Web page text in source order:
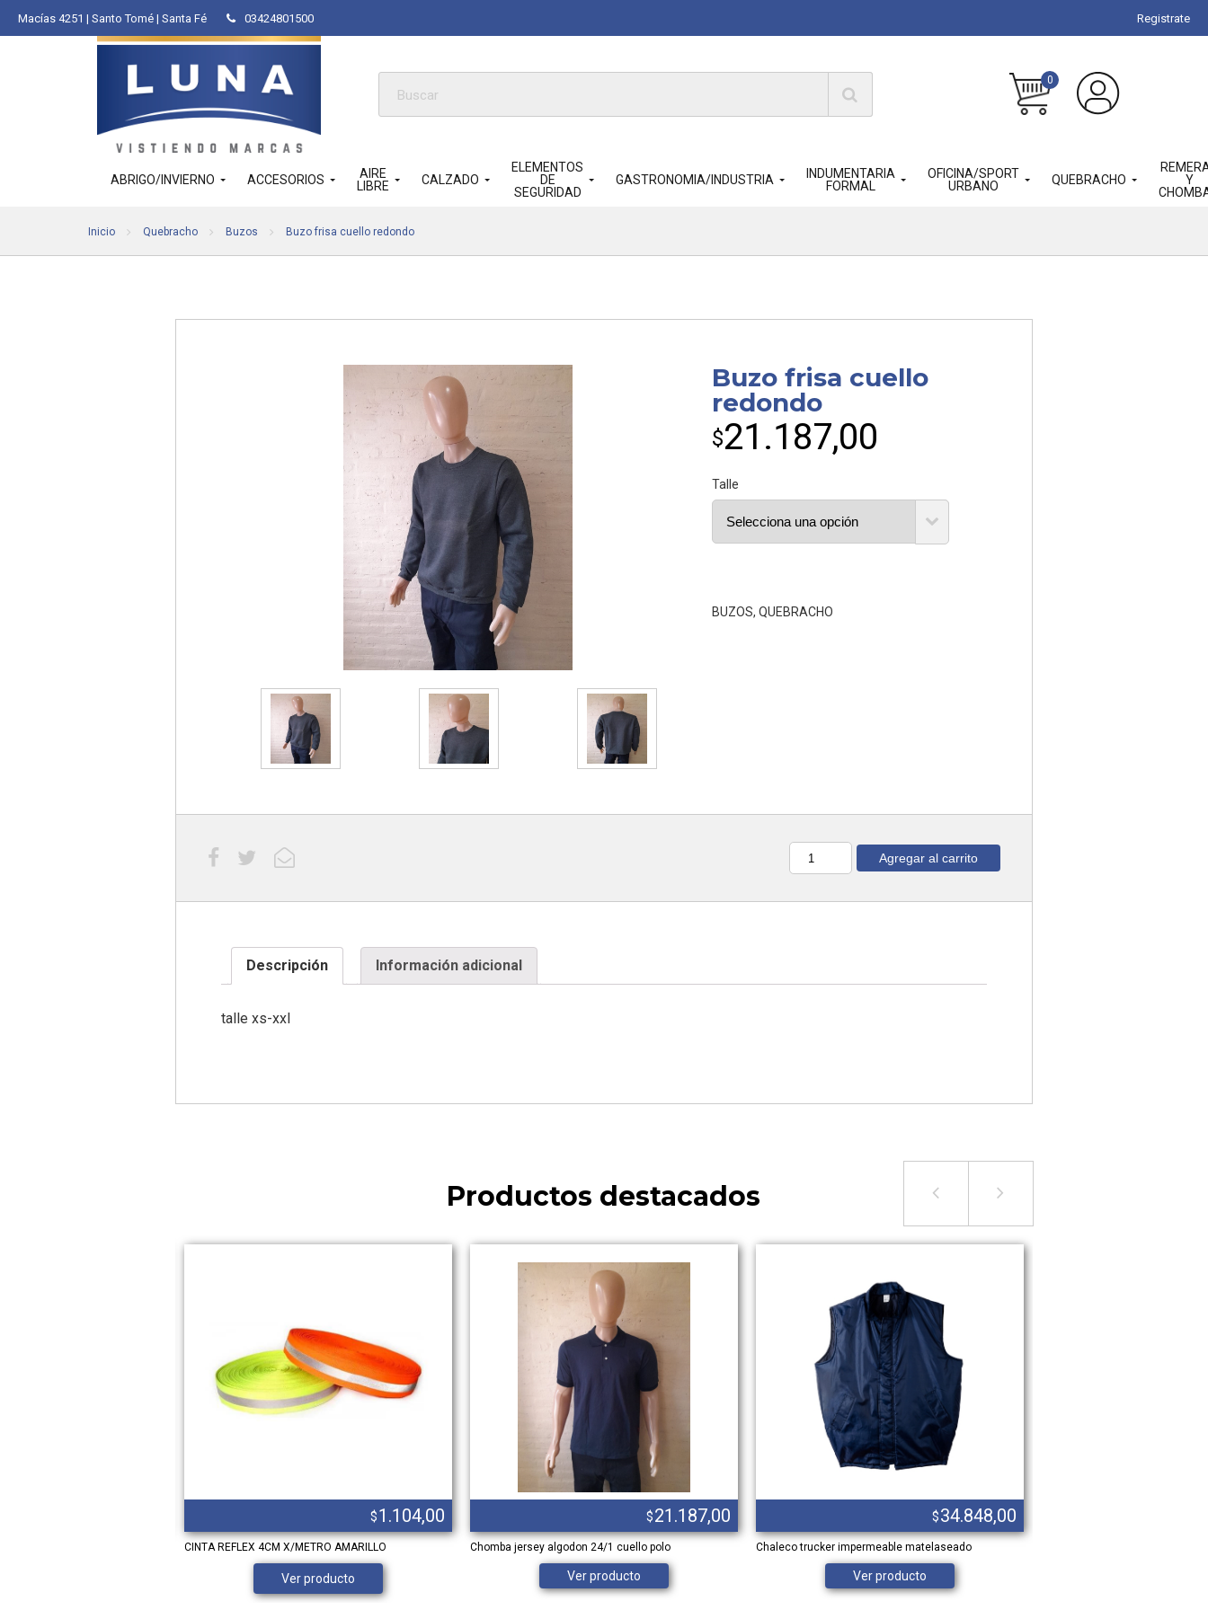
Macías 4251 | Santo Tomé | Santa Fé 03424801500 Registrate
Búsqueda
0
ABRIGO/INVIERNO ACCESORIOS
AIRE
LIBRE
CALZADO
ELEMENTOS
DE
SEGURIDAD
GASTRONOMIA/INDUSTRIA
INDUMENTARIA
FORMAL
OFICINA/SPORT
URBANO
QUEBRACHO
Y
Inicio Quebracho Buzos Buzo frisa cuello redondo
Buzo frisa cuello
redondo
$21.187,00
Talle
BUZOS,QUEBRACHO
Cantidad Agregar al carrito
Descripción Información adicional
talle xs-xxl
Productos destacados
$1.104,00
CINTA REFLEX 4CM X/METRO AMARILLO
Ver producto
$21.187,00
Chomba jersey algodon 24/1 cuello polo
Ver producto
$34.848,00
Chaleco trucker impermeable matelaseado
Ver producto